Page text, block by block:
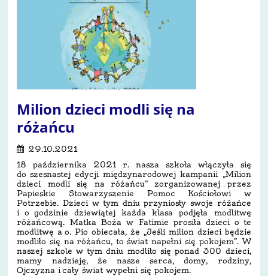
Milion dzieci modli się na
różańcu
29.10.2021
18 października 2021 r. nasza szkoła włączyła się
do szesnastej edycji międzynarodowej kampanii „Milion
dzieci modli się na różańcu” zorganizowanej przez
Papieskie Stowarzyszenie Pomoc Kościołowi w
Potrzebie. Dzieci w tym dniu przyniosły swoje różańce
i o godzinie dziewiątej każda klasa podjęła modlitwę
różańcową. Matka Boża w Fatimie prosiła dzieci o te
modlitwę a o. Pio obiecała, że „Jeśli milion dzieci będzie
modliło się na różańcu, to świat napełni się pokojem”. W
naszej szkole w tym dniu modliło się ponad 300 dzieci,
mamy nadzieję, że nasze serca, domy, rodziny,
Ojczyzna i cały świat wypełni się pokojem.